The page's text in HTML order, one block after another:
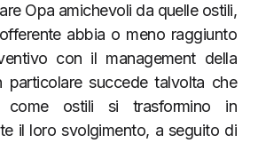
Opa amichevoli da quelle ostili,
abbia o meno raggiunto
con il management della
particolare succede talvolta che
ostili si trasformino in
il loro svolgimento, a seguito di